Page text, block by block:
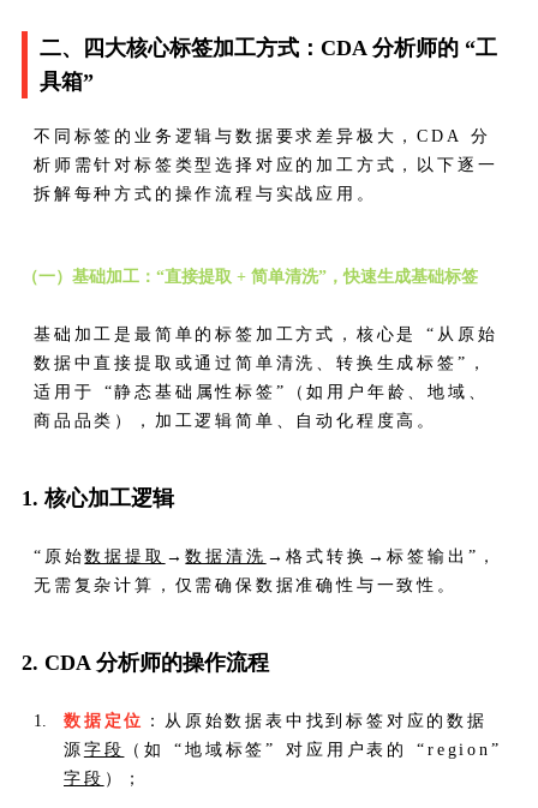
二、四大核心标签加工方式：CDA 分析师的 “工
具箱”
不同标签的业务逻辑与数据要求差异极大，CDA 分
析师需针对标签类型选择对应的加工方式，以下逐一
拆解每种方式的操作流程与实战应用。
（一）基础加工：“直接提取 + 简单清洗”，快速生成基础标签
基础加工是最简单的标签加工方式，核心是 “从原始
数据中直接提取或通过简单清洗、转换生成标签”，
适用于 “静态基础属性标签”（如用户年龄、地域、
商品品类），加工逻辑简单、自动化程度高。
1. 核心加工逻辑
“原始数据提取 →数据清洗 →格式转换→标签输出”，
无需复杂计算，仅需确保数据准确性与一致性。
2. CDA 分析师的操作流程
数据定位 ：从原始数据表中找到标签对应的数据
源 字段
（如 “地域标签” 对应用户表的 “region”
字段 ）；